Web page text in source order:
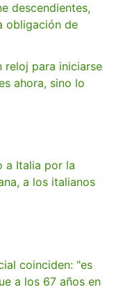
descendientes,
obligación de
reloj para iniciarse
ahora, sino lo
a Italia por la
a los italianos
coinciden: "es
a los 67 años en